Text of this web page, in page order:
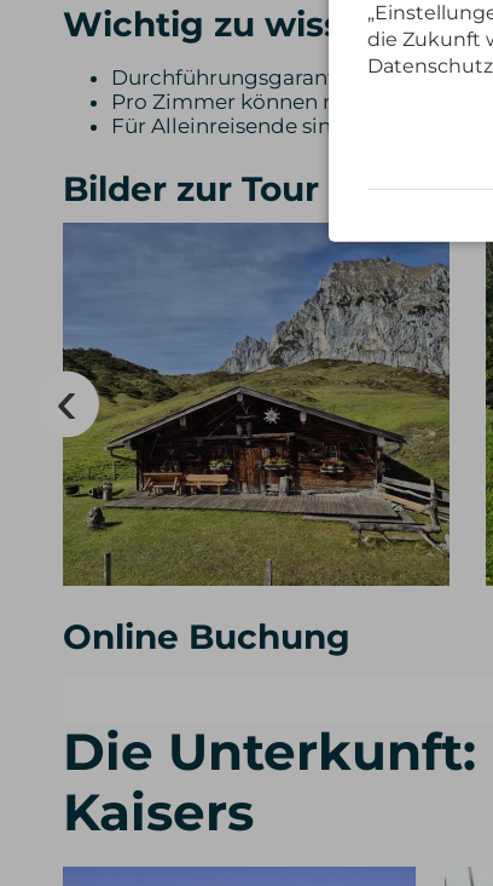
Wichtig zu wissen:
Durchführungsgarantie ab 4
Pro Zimmer können maximal 2
Für Alleinreisende sind nur
Bilder zur Tour
Online Buchung
Die Unterkunft:
Kaisers
die Zukunft